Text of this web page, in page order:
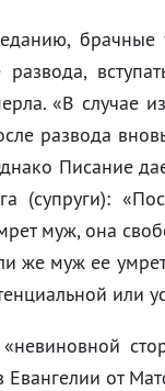
«В случае
развода
Писание
(супруги):
муж, она
же муж ее
или
от